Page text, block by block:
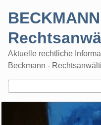
Aktuelle rechtliche
Beckmann -